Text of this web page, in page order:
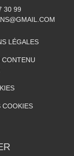
30 99
LÉGALES
CONTENU
COOKIES